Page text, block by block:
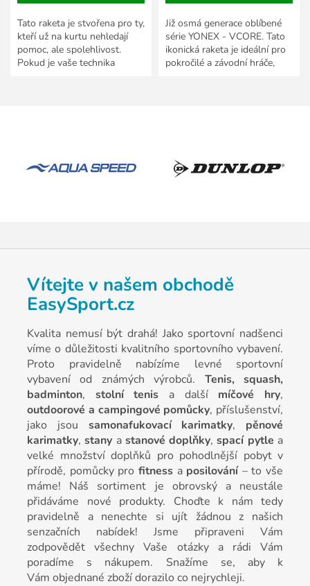
Tato raketa je stvořena pro ty,
kteří už na kurtu nehledají
pomoc, ale spolehlivost.
Pokud je vaše technika
Již osmá generace oblíbené
série YONEX - VCORE. Tato
ikonická raketa je ideální pro
pokročilé a závodní hráče,
Vítejte v našem obchodě
EasySport.cz
Kvalita nemusí být drahá! Jako sportovní nadšenci
víme o důležitosti kvalitního sportovního vybavení.
Proto pravidelně nabízíme levné sportovní
vybavení od známých výrobců. Tenis, squash,
badminton, stolní tenis a další míčové hry,
outdoorové a campingové pomůcky, příslušenství,
jako jsou samonafukovací karimatky, pěnové
karimatky,stany a stanové doplňky,spací pytle a
velké množství doplňků pro pohodlnější pobyt v
přírodě, pomůcky pro fitnessa posilování– to vše
máme! Náš sortiment je obrovský a neustále
přidáváme nové produkty. Choďte k nám tedy
pravidelně a nenechte si ujít žádnou z našich
senzačních nabídek! Jsme připraveni Vám
zodpovědět všechny Vaše otázky a rádi Vám
poradíme s nákupem. Snažíme se, aby k
Vám objednané zboží dorazilo co nejrychleji.